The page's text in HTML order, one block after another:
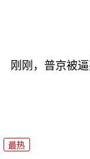
刚刚，普京被
最热